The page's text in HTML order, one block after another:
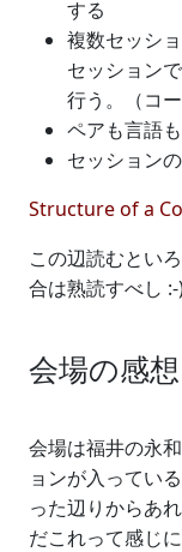
する
複数セッシ
セッション
行う。（コ
ペアも言語
セッション
Structure of a
この辺読むとい
合は熟読すべし
会場の感想
会場は福井の永
ョンが入ってい
った辺りからあ
だこれって感じ